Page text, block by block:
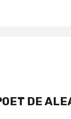
DE